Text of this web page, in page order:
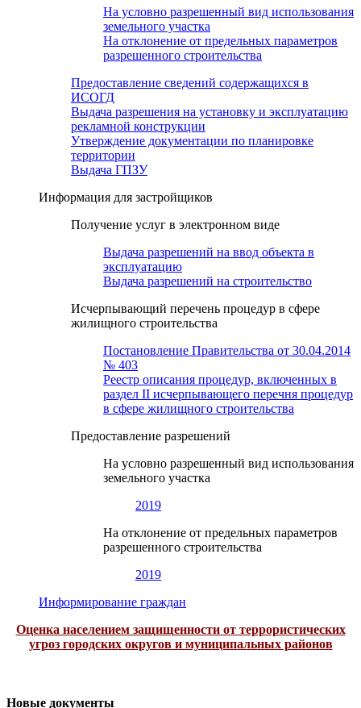
На условно разрешенный вид использования
земельного участка
На отклонение от предельных параметров
разрешенного строительства
Предоставление сведений содержащихся в
ИСОГД
Выдача разрешения на установку и эксплуатацию
рекламной конструкции
Утверждение документации по планировке
территории
Выдача ГПЗУ
Информация для застройщиков
Получение услуг в электронном виде
Выдача разрешений на ввод объекта в
эксплуатацию
Выдача разрешений на строительство
Исчерпывающий перечень процедур в сфере
жилищного строительства
Постановление Правительства от 30.04.2014
№ 403
Реестр описания процедур, включенных в
раздел II исчерпывающего перечня процедур
в сфере жилищного строительства
Предоставление разрешений
На условно разрешенный вид использования
земельного участка
2019
На отклонение от предельных параметров
разрешенного строительства
2019
Информирование граждан
Оценка населением защищенности от террористических
угроз городских округов и муниципальных районов
Новые документы